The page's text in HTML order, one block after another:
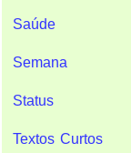
Saúde
Semana
Status
Textos Curtos